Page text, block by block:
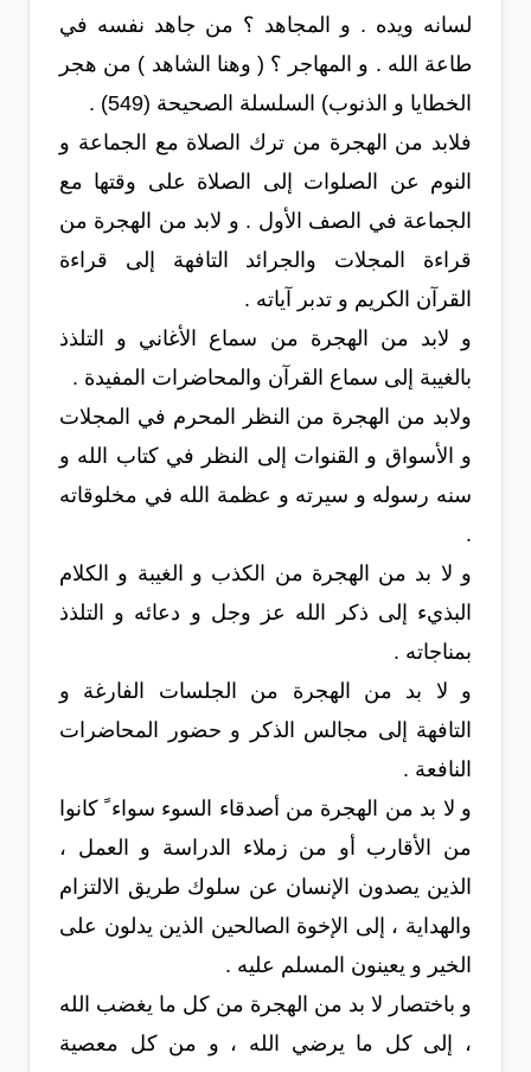
لسانه ويده . و المجاهد ؟ من جاهد نفسه في
طاعة الله . و المهاجر ؟ ( وهنا الشاهد ) من هجر
الخطايا و الذنوب) السلسلة الصحيحة (549) .
فلابد من الهجرة من ترك الصلاة مع الجماعة و
النوم عن الصلوات إلى الصلاة على وقتها مع
الجماعة في الصف الأول . و لابد من الهجرة من
قراءة المجلات والجرائد التافهة إلى قراءة
القرآن الكريم و تدبر آياته .
و لابد من الهجرة من سماع الأغاني و التلذذ
بالغيبة إلى سماع القرآن والمحاضرات المفيدة .
ولابد من الهجرة من النظر المحرم في المجلات
و الأسواق و القنوات إلى النظر في كتاب الله و
سنه رسوله و سيرته و عظمة الله في مخلوقاته
.
و لا بد من الهجرة من الكذب و الغيبة و الكلام
البذيء إلى ذكر الله عز وجل و دعائه و التلذذ
بمناجاته .
و لا بد من الهجرة من الجلسات الفارغة و
التافهة إلى مجالس الذكر و حضور المحاضرات
النافعة .
و لا بد من الهجرة من أصدقاء السوء سواء ً كانوا
من الأقارب أو من زملاء الدراسة و العمل ،
الذين يصدون الإنسان عن سلوك طريق الالتزام
والهداية ، إلى الإخوة الصالحين الذين يدلون على
الخير و يعينون المسلم عليه .
و باختصار لا بد من الهجرة من كل ما يغضب الله
، إلى كل ما يرضي الله ، و من كل معصية